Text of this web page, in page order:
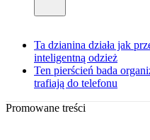
Ta dzianina działa jak
inteligentną odzież
Ten pierścień bada
trafiają do telefonu
Promowane treści